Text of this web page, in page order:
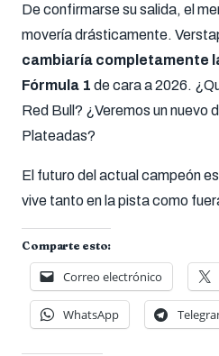
De confirmarse su salida, el
movería drásticamente.
cambiaría completamente
Fórmula 1 de cara a 2026.
Red Bull? ¿Veremos un nuevo
Plateadas?
El futuro del actual campeón
vive tanto en la pista como
Comparte esto:
Correo electrónico
WhatsApp